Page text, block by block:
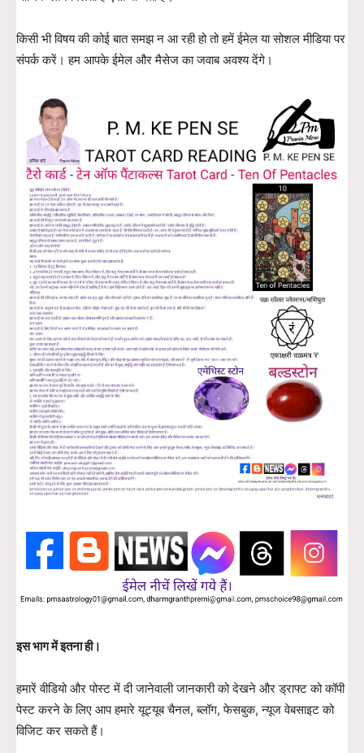
किसी भी विषय की कोई बात समझ न आ रही हो तो हमें ईमेल या सोशल मीडिया पर
संपर्क करें। हम आपके ईमेल और मैसेज का जवाब अवश्य देंगे।
इस भाग में इतना ही।
हमारें वीडियो और पोस्ट में दी जानेवाली जानकारी को देखने और ड्राफ्ट को कॉपी
पेस्ट करने के लिए आप हमारे यूट्यूब चैनल, ब्लॉग, फेसबुक, न्यूज वेबसाइट को
विजिट कर सकते हैं।